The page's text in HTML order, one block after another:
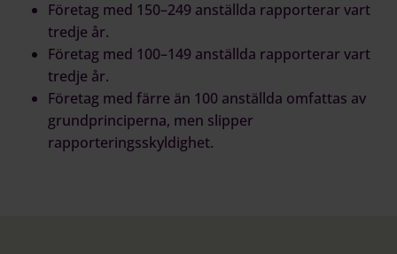
Företag med 150–249 anställda rapporterar vart
tredje år.
Företag med 100–149 anställda rapporterar vart
tredje år.
Företag med färre än 100 anställda omfattas av
grundprinciperna, men slipper
rapporteringsskyldighet.